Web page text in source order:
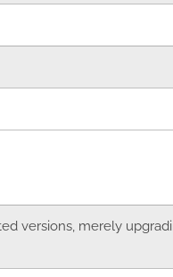
versions, merely